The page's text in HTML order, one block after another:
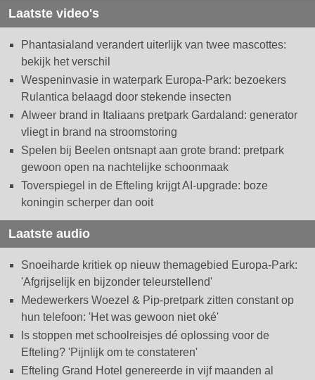
Laatste video's
Phantasialand verandert uiterlijk van twee mascottes:
bekijk het verschil
Wespeninvasie in waterpark Europa-Park: bezoekers
Rulantica belaagd door stekende insecten
Alweer brand in Italiaans pretpark Gardaland: generator
vliegt in brand na stroomstoring
Spelen bij Beelen ontsnapt aan grote brand: pretpark
gewoon open na nachtelijke schoonmaak
Toverspiegel in de Efteling krijgt AI-upgrade: boze
koningin scherper dan ooit
Laatste audio
Snoeiharde kritiek op nieuw themagebied Europa-Park:
'Afgrijselijk en bijzonder teleurstellend'
Medewerkers Woezel & Pip-pretpark zitten constant op
hun telefoon: 'Het was gewoon niet oké'
Is stoppen met schoolreisjes dé oplossing voor de
Efteling? 'Pijnlijk om te constateren'
Efteling Grand Hotel genereerde in vijf maanden al